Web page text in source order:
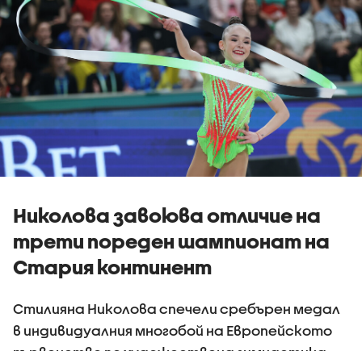
Николова завоюва отличие на
трети пореден шампионат на
Стария континент
Стилияна Николова спечели сребърен медал
в индивидуалния многобой на Европейското